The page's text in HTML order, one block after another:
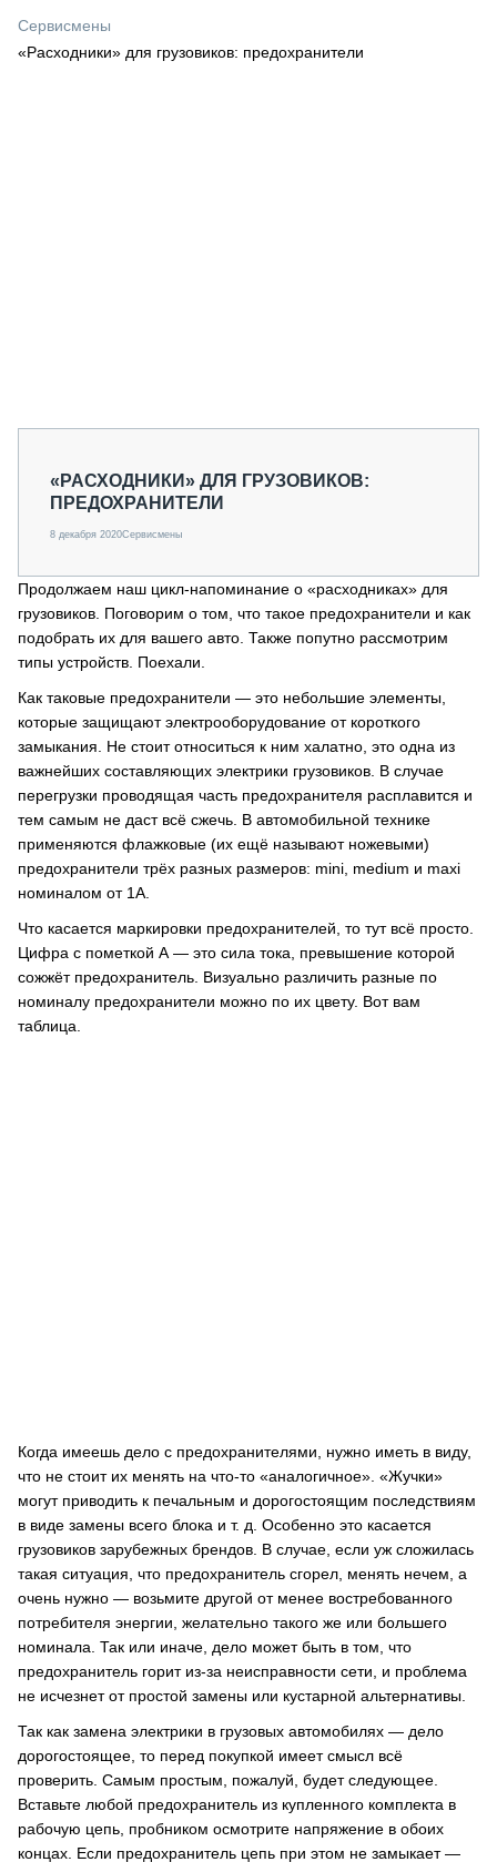
СПЕЦПРОЕКТЫ
Сервисмены
«Расходники» для грузовиков: предохранители
«РАСХОДНИКИ» ДЛЯ ГРУЗОВИКОВ:
ПРЕДОХРАНИТЕЛИ
8 декабря 2020Сервисмены
Продолжаем наш цикл-напоминание о «расходниках» для
грузовиков. Поговорим о том, что такое предохранители и как
подобрать их для вашего авто. Также попутно рассмотрим
типы устройств. Поехали.
Как таковые предохранители — это небольшие элементы,
которые защищают электрооборудование от короткого
замыкания. Не стоит относиться к ним халатно, это одна из
важнейших составляющих электрики грузовиков. В случае
перегрузки проводящая часть предохранителя расплавится и
тем самым не даст всё сжечь. В автомобильной технике
применяются флажковые (их ещё называют ножевыми)
предохранители трёх разных размеров: mini, medium и maxi
номиналом от 1А.
Что касается маркировки предохранителей, то тут всё просто.
Цифра с пометкой А — это сила тока, превышение которой
сожжёт предохранитель. Визуально различить разные по
номиналу предохранители можно по их цвету. Вот вам
таблица.
Когда имеешь дело с предохранителями, нужно иметь в виду,
что не стоит их менять на что-то «аналогичное». «Жучки»
могут приводить к печальным и дорогостоящим последствиям
в виде замены всего блока и т. д. Особенно это касается
грузовиков зарубежных брендов. В случае, если уж сложилась
такая ситуация, что предохранитель сгорел, менять нечем, а
очень нужно — возьмите другой от менее востребованного
потребителя энергии, желательно такого же или большего
номинала. Так или иначе, дело может быть в том, что
предохранитель горит из-за неисправности сети, и проблема
не исчезнет от простой замены или кустарной альтернативы.
Так как замена электрики в грузовых автомобилях — дело
дорогостоящее, то перед покупкой имеет смысл всё
проверить. Самым простым, пожалуй, будет следующее.
Вставьте любой предохранитель из купленного комплекта в
рабочую цепь, пробником осмотрите напряжение в обоих
концах. Если предохранитель цепь при этом не замыкает —